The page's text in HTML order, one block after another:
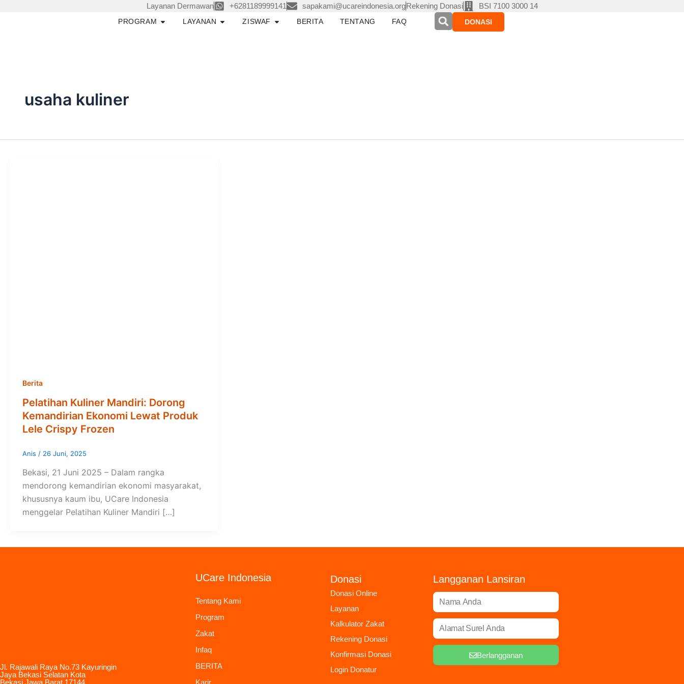
Layanan Dermawan +6281189999141 sapakami@ucareindonesia.orgRekening Donasi BSI 7100 3000 14
PROGRAM Open PROGRAM
LAYANAN Open LAYANAN
ZISWAF Open ZISWAF
BERITA TENTANG FAQ DONASI
usaha kuliner
Berita
Pelatihan Kuliner Mandiri: Dorong
Kemandirian Ekonomi Lewat Produk
Lele Crispy Frozen
Anis / 26 Juni, 2025
Bekasi, 21 Juni 2025 – Dalam rangka
mendorong kemandirian ekonomi masyarakat,
khususnya kaum ibu, UCare Indonesia
menggelar Pelatihan Kuliner Mandiri […]
Jl. Rajawali Raya No.73 Kayuringin
Jaya Bekasi Selatan Kota
UCare Indonesia
Tentang Kami
Program
Zakat
Infaq
BERITA
Donasi
Donasi Online
Layanan
Kalkulator Zakat
Rekening Donasi
Konfirmasi Donasi
Login Donatur
Langganan Lansiran
Berlangganan